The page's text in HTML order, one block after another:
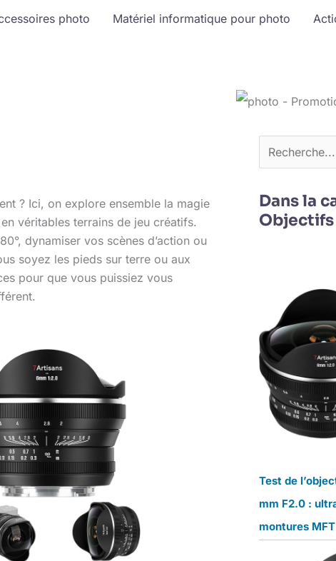
photo Matériel informatique pour photo
? Ici, on explore ensemble la magie
véritables terrains de jeu créatifs.
dynamiser vos scènes d’action ou
soyez les pieds sur terre ou aux
pour que vous puissiez vous
Rechercher
Dans la
Test de
mm F2.0 :
montures MFT